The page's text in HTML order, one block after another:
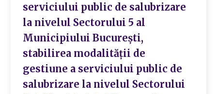
serviciului public de salubrizare
la nivelul Sectorului 5 al
Municipiului București,
stabilirea modalității de
gestiune a serviciului public de
salubrizare la nivelul Sectorului